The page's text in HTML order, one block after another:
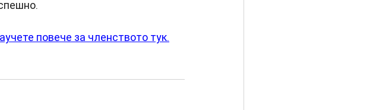
повече за членството тук.